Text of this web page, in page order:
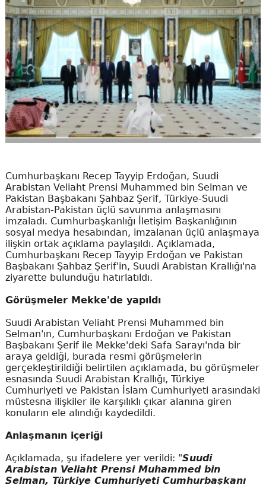
Cumhurbaşkanı Recep Tayyip Erdoğan, Suudi
Arabistan Veliaht Prensi Muhammed bin Selman ve
Pakistan Başbakanı Şahbaz Şerif, Türkiye-Suudi
Arabistan-Pakistan üçlü savunma anlaşmasını
imzaladı. Cumhurbaşkanlığı İletişim Başkanlığının
sosyal medya hesabından, imzalanan üçlü anlaşmaya
ilişkin ortak açıklama paylaşıldı. Açıklamada,
Cumhurbaşkanı Recep Tayyip Erdoğan ve Pakistan
Başbakanı Şahbaz Şerif'in, Suudi Arabistan Krallığı'na
ziyarette bulunduğu hatırlatıldı.
Görüşmeler Mekke'de yapıldı
Suudi Arabistan Veliaht Prensi Muhammed bin
Selman'ın, Cumhurbaşkanı Erdoğan ve Pakistan
Başbakanı Şerif ile Mekke'deki Safa Sarayı'nda bir
araya geldiği, burada resmi görüşmelerin
gerçekleştirildiği belirtilen açıklamada, bu görüşmeler
esnasında Suudi Arabistan Krallığı, Türkiye
Cumhuriyeti ve Pakistan İslam Cumhuriyeti arasındaki
müstesna ilişkiler ile karşılıklı çıkar alanına giren
konuların ele alındığı kaydedildi.
Anlaşmanın içeriği
Açıklamada, şu ifadelere yer verildi: "Suudi
Arabistan Veliaht Prensi Muhammed bin
Selman, Türkiye Cumhuriyeti Cumhurbaşkanı